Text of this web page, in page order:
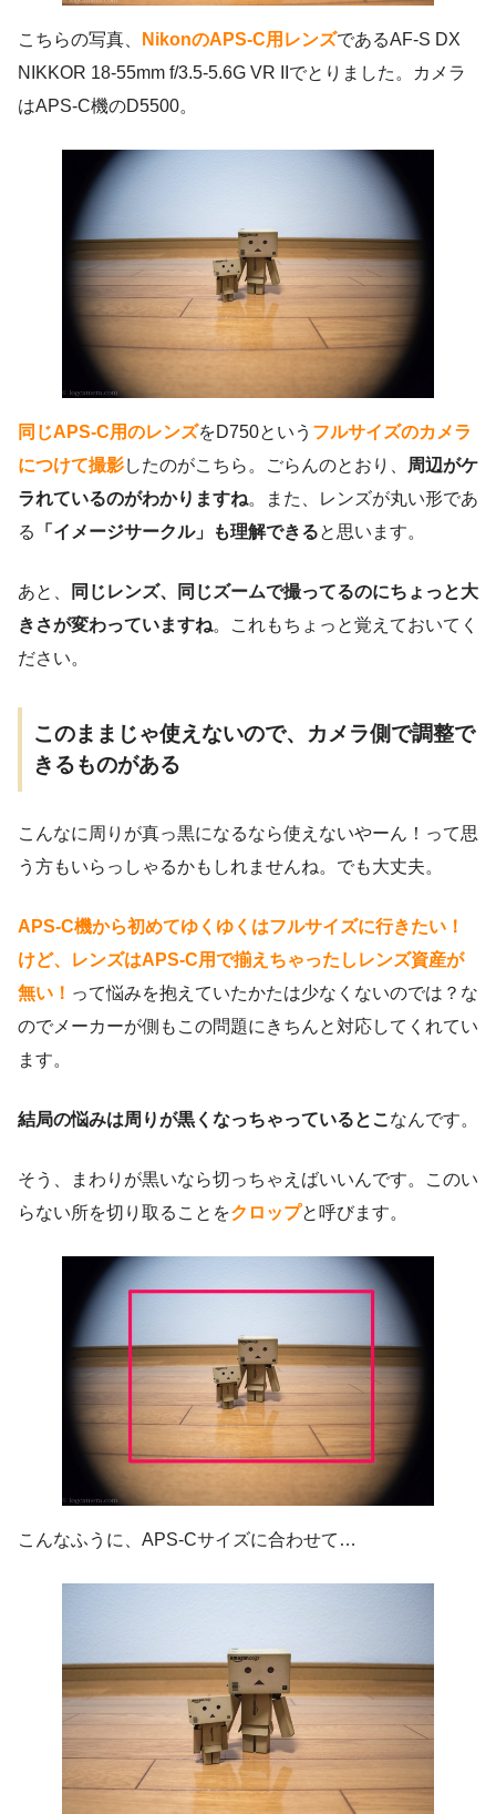
こちらの写真、 NikonのAPS-C用レンズであるAF-S DX
NIKKOR 18-55mm f/3.5-5.6G VR IIでとりました。カメラ
はAPS-C機のD5500。
同じAPS-C用のレンズをD750という フルサイズのカメラ
につけて撮影したのがこちら。ごらんのとおり、 周辺がケ
ラれているのがわかりますね。また、レンズが丸い形であ
る
「イメージサークル」も理解できると思います。
あと、
同じレンズ、同じズームで撮ってるのにちょっと大
きさが変わっていますね。これもちょっと覚えておいてく
ださい。
このままじゃ使えないので、カメラ側で調整で
きるものがある
こんなに周りが真っ黒になるなら使えないやーん！って思
う方もいらっしゃるかもしれませんね。でも大丈夫。
APS-C機から初めてゆくゆくはフルサイズに行きたい！
けど、レンズはAPS-C用で揃えちゃったしレンズ資産が
無い！ って悩みを抱えていたかたは少なくないのでは？な
のでメーカーが側もこの問題にきちんと対応してくれてい
ます。
結局の悩みは周りが黒くなっちゃっているとこ なんです。
そう、まわりが黒いなら切っちゃえばいいんです。このい
らない所を切り取ることをクロップと呼びます。
こんなふうに、APS-Cサイズに合わせて…